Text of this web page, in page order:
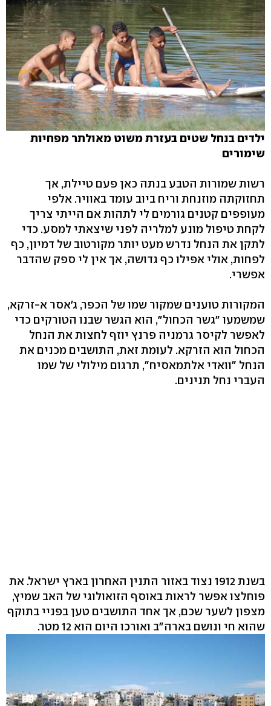
ילדים בנחל שטים בעזרת משוט מאולתר מפחיות
שימורים
רשות שמורות הטבע בנתה כאן פעם טיילת, אך
תחזוקתה מוזנחת וריח ביוב עומד באוויר. אלפי
מעופפים קטנים גורמים לי לתהות אם הייתי צריך
לקחת טיפול מונע למלריה לפני שיצאתי למסע. כדי
לתקן את הנחל נדרש מעט יותר מקורטוב של דמיון, כף
לפחות, אולי אפילו כף גדושה, אך אין לי ספק שהדבר
אפשרי.
המקורות טוענים שמקור שמו של הכפר, ג'אסר א-זרקא,
שמשמעו "גשר הכחול", הוא הגשר שבנו הטורקים כדי
לאפשר לקיסר גרמניה פרנץ יוזף לחצות את הנחל
הכחול הוא הזרקא. לעומת זאת, התושבים מכנים את
הנחל "וואדי אלתמאסיח", תרגום מילולי של שמו
העברי נחל תנינים.
בשנת 1912 נצוד באזור התנין האחרון בארץ ישראל. את
פוחלצו אפשר לראות באוסף הזואולוגי של האב שמיץ,
מצפון לשער שכם, אך אחד התושבים טען בפניי בתוקף
שהוא חי ונושם בארה"ב ואורכו היום הוא 12 מטר.